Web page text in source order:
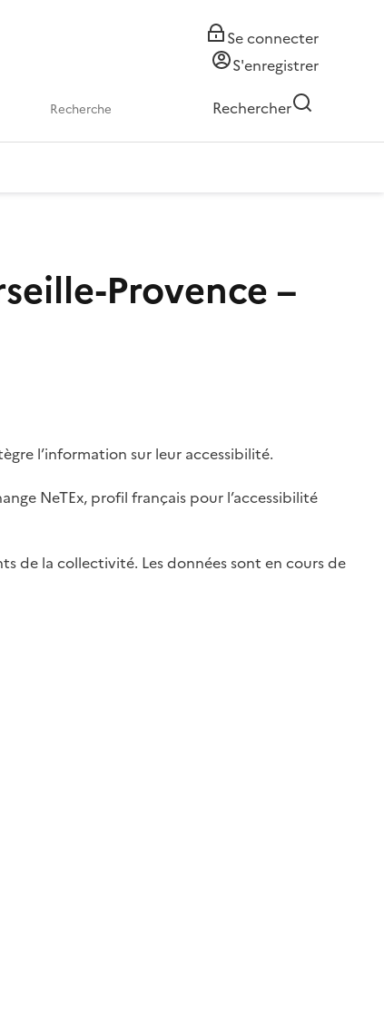
Se connecter
S'enregistrer
Rechercher
Provence –
l’information sur leur accessibilité.
NeTEx, profil français pour l’accessibilité
de la collectivité. Les données sont en cours de